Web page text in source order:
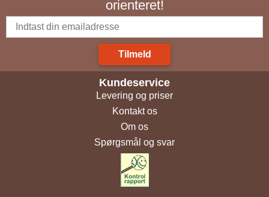
orienteret!
Tilmeld
Kundeservice
Levering og priser
Kontakt os
Om os
Spørgsmål og svar